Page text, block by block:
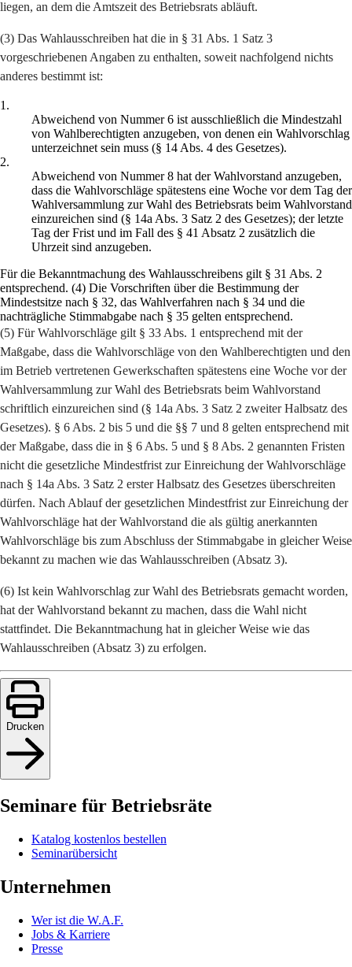
liegen, an dem die Amtszeit des Betriebsrats abläuft.
(3) Das Wahlausschreiben hat die in § 31 Abs. 1 Satz 3
vorgeschriebenen Angaben zu enthalten, soweit nachfolgend nichts
anderes bestimmt ist:
1.
Abweichend von Nummer 6 ist ausschließlich die Mindestzahl
von Wahlberechtigten anzugeben, von denen ein Wahlvorschlag
unterzeichnet sein muss (§ 14 Abs. 4 des Gesetzes).
2.
Abweichend von Nummer 8 hat der Wahlvorstand anzugeben,
dass die Wahlvorschläge spätestens eine Woche vor dem Tag der
Wahlversammlung zur Wahl des Betriebsrats beim Wahlvorstand
einzureichen sind (§ 14a Abs. 3 Satz 2 des Gesetzes); der letzte
Tag der Frist und im Fall des § 41 Absatz 2 zusätzlich die
Uhrzeit sind anzugeben.
Für die Bekanntmachung des Wahlausschreibens gilt § 31 Abs. 2
entsprechend. (4) Die Vorschriften über die Bestimmung der
Mindestsitze nach § 32, das Wahlverfahren nach § 34 und die
nachträgliche Stimmabgabe nach § 35 gelten entsprechend.
(5) Für Wahlvorschläge gilt § 33 Abs. 1 entsprechend mit der
Maßgabe, dass die Wahlvorschläge von den Wahlberechtigten und den
im Betrieb vertretenen Gewerkschaften spätestens eine Woche vor der
Wahlversammlung zur Wahl des Betriebsrats beim Wahlvorstand
schriftlich einzureichen sind (§ 14a Abs. 3 Satz 2 zweiter Halbsatz des
Gesetzes). § 6 Abs. 2 bis 5 und die §§ 7 und 8 gelten entsprechend mit
der Maßgabe, dass die in § 6 Abs. 5 und § 8 Abs. 2 genannten Fristen
nicht die gesetzliche Mindestfrist zur Einreichung der Wahlvorschläge
nach § 14a Abs. 3 Satz 2 erster Halbsatz des Gesetzes überschreiten
dürfen. Nach Ablauf der gesetzlichen Mindestfrist zur Einreichung der
Wahlvorschläge hat der Wahlvorstand die als gültig anerkannten
Wahlvorschläge bis zum Abschluss der Stimmabgabe in gleicher Weise
bekannt zu machen wie das Wahlausschreiben (Absatz 3).
(6) Ist kein Wahlvorschlag zur Wahl des Betriebsrats gemacht worden,
hat der Wahlvorstand bekannt zu machen, dass die Wahl nicht
stattfindet. Die Bekanntmachung hat in gleicher Weise wie das
Wahlausschreiben (Absatz 3) zu erfolgen.
Drucken
Seminare für Betriebsräte
Katalog kostenlos bestellen
Seminarübersicht
Unternehmen
Wer ist die W.A.F.
Jobs & Karriere
Presse